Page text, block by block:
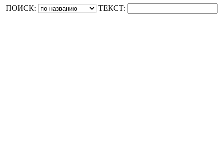
ПОИСК: ТЕКСТ: